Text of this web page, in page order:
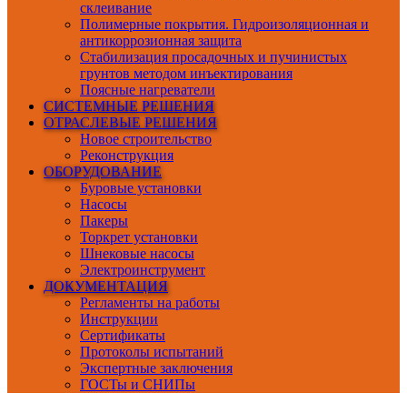
склеивание
Полимерные покрытия. Гидроизоляционная и
антикоррозионная защита
Стабилизация просадочных и пучинистых
грунтов методом инъектирования
Поясные нагреватели
СИСТЕМНЫЕ РЕШЕНИЯ
ОТРАСЛЕВЫЕ РЕШЕНИЯ
Новое строительство
Реконструкция
ОБОРУДОВАНИЕ
Буровые установки
Насосы
Пакеры
Торкрет установки
Шнековые насосы
Электроинструмент
ДОКУМЕНТАЦИЯ
Регламенты на работы
Инструкции
Сертификаты
Протоколы испытаний
Экспертные заключения
ГОСТы и СНИПы